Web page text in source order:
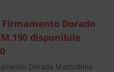
Dorado
disponibile
Dorado Morbidline